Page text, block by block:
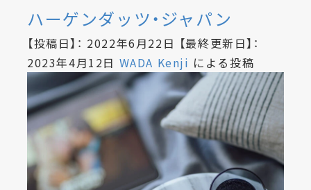
ハーゲンダッツ・ジャパン
【投稿日】： 2022年6月22日 【最終更新日】：
2023年4月12日 WADA Kenji による投稿